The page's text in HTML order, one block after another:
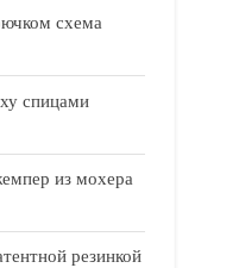
схема
спицами
из мохера
резинкой